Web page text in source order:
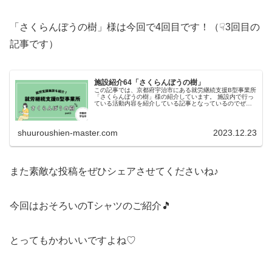
「さくらんぼうの樹」様は今回で4回目です！（☟3回目の
記事です）
施設紹介64「さくらんぼうの樹」
この記事では、京都府宇治市にある就労継続支援B型事業所
「さくらんぼうの樹」様の紹介しています。 施設内で行っ
ている活動内容を紹介している記事となっているのでぜひ
shuuroushien-master.com 2023.12.23
また素敵な投稿をぜひシェアさせてくださいね♪
今回はおそろいのTシャツのご紹介🎵
とってもかわいいですよね♡